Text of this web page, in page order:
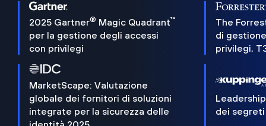
2025 Gartner® Magic Quadrant™
per la gestione degli accessi
con privilegi
The
di
privilegi,
MarketScape: Valutazione
globale dei fornitori di soluzioni
integrate per la sicurezza delle
dei segreti